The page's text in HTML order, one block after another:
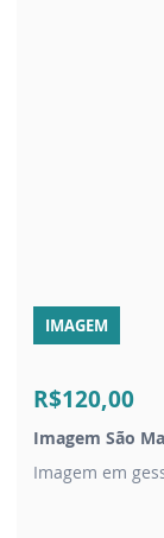
IMAGEM
R$120,00
Imagem São
Imagem em